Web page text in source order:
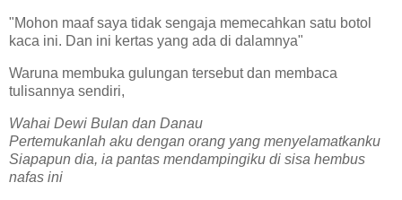
"Mohon maaf saya tidak sengaja memecahkan satu botol
kaca ini. Dan ini kertas yang ada di dalamnya"
Waruna membuka gulungan tersebut dan membaca
tulisannya sendiri,
Wahai Dewi Bulan dan Danau
Pertemukanlah aku dengan orang yang menyelamatkanku
Siapapun dia, ia pantas mendampingiku di sisa hembus
nafas ini